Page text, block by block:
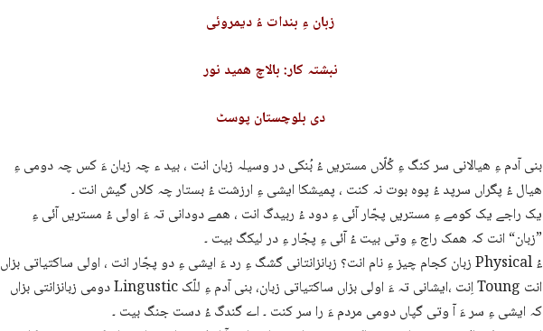
زبان ءِ بندات ءُ دیمروئی
نبشتہ کار: بالاچ ھمید نور
دی بلوچستان پوسٹ
بنی آدم ءِ ھیالانی سر کنگ ءِ کُلّاں مستریں ءُ بُنکی در وسیلہ زبان انت ، بید ء چہ زبان ءَ کس چہ دومی ءِ
ھیال ءُ پگراں سرپد ءُ پوہ بوت نہ کنت ، پمیشکا ایشی ءِ ارزشت ءُ بستار چہ کلاں گیش انت ۔
یک راجے یک کومے ءِ مستریں پجّار آئی ءِ دود ءُ ربیدگ انت ، ھمے دودانی تہ ءَ اولی ءُ مستریں آئی ءِ
”زبان“ انت کہ ھمک راج ءِ وتی بیت ءُ آئی ءِ پجّار ءِ در لیکگ بیت ۔
زبان کجام چیز ءِ نام انت؟ زبانزانتانی گشگ ءِ رد ءَ ایشی ءِ دو پجّار انت ، اولی ساکتیاتی بزاں Physical ءُ
دومی زبانزانتی بزاں Lingustic اِنت ،ایشانی تہ ءَ اولی بزاں ساکتیاتی زبان، بنی آدم ءِ للّک Toung انت
کہ ایشی ءِ سر ءَ آ وتی گپاں دومی مردم ءَ را سر کنت ۔ اے گندگ ءُ دست جنگ بیت ۔